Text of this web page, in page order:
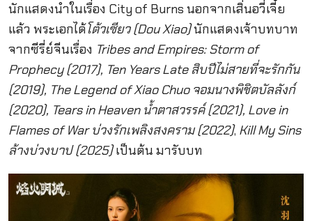
นักแสดงนำในเรื่อง City of Burns นอกจากเสิ่นอวี่เจี๋ย
แล้ว พระเอกได้โต้วเซียว (Dou Xiao)นักแสดงเจ้าบทบาท
จากซีรี่ย์จีนเรื่อง Tribes and Empires: Storm of
Prophecy (2017), Ten Years Late สิบปีไม่สายที่จะรักกัน
(2019), The Legend of Xiao Chuo จอมนางพิชิตบัลลังก์
(2020), Tears in Heaven น้ำตาสวรรค์ (2021), Love in
Flames of War บ่วงรักเพลิงสงคราม (2022), Kill My Sins
ล้างบ่วงบาป (2025)เป็นต้น มารับบท